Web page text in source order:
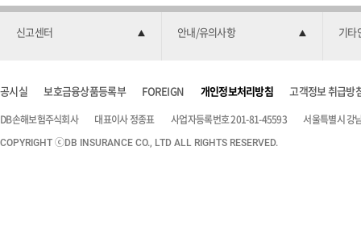
신고센터 안내/유의사항 기타
공시실 보호금융상품등록부 FOREIGN 개인정보처리방침 고객정보 취급방
DB손해보험주식회사 대표이사 정종표 사업자등록번호 201-81-45593 서울특별시 강
COPYRIGHT ⓒDB INSURANCE CO., LTD ALL RIGHTS RESERVED.